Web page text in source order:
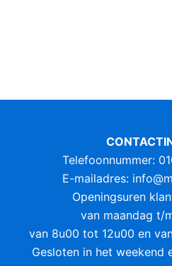
Telefoonnummer:
E-mailadres:
Openingsuren
van maandag t/
van 8u00 tot 12u00 en
Gesloten in het weekend